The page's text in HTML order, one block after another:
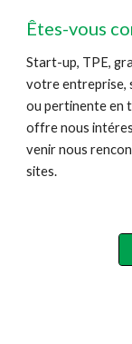
Êtes-vous
Start-up, TPE,
votre entreprise,
ou pertinente en
offre nous inté
venirnous
sites.